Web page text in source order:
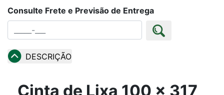
Consulte Frete e Previsão de Entrega
DESCRIÇÃO
Cinta de Lixa 100 x 317